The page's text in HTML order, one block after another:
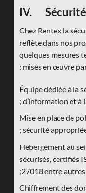
Chez Rentex la
reflète dans nos
quelques mesures
mises en œuvre par
Équipe dédiée à la
d’information et à
Mise en place de
sécurité
Hébergement au
sécurisés, certifiés
27018 entre autres;
Chiffrement des